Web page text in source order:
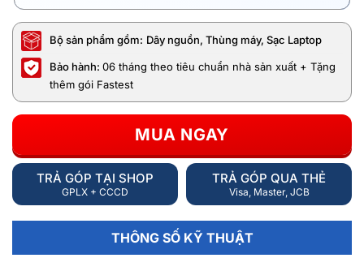
Bộ sản phẩm gồm: Dây nguồn, Thùng máy, Sạc Laptop
Bảo hành: 06 tháng theo tiêu chuẩn nhà sản xuất + Tặng
thêm gói Fastest
MUA NGAY
TRẢ GÓP TẠI SHOP
GPLX + CCCD
TRẢ GÓP QUA THẺ
Visa, Master, JCB
THÔNG SỐ KỸ THUẬT